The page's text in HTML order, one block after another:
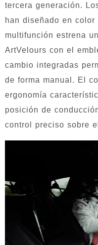
tercera generación.
han diseñado en
multifunción estrena
ArtVelours con el
cambio integradas
de forma manual. El
ergonomía
posición de
control preciso sobre